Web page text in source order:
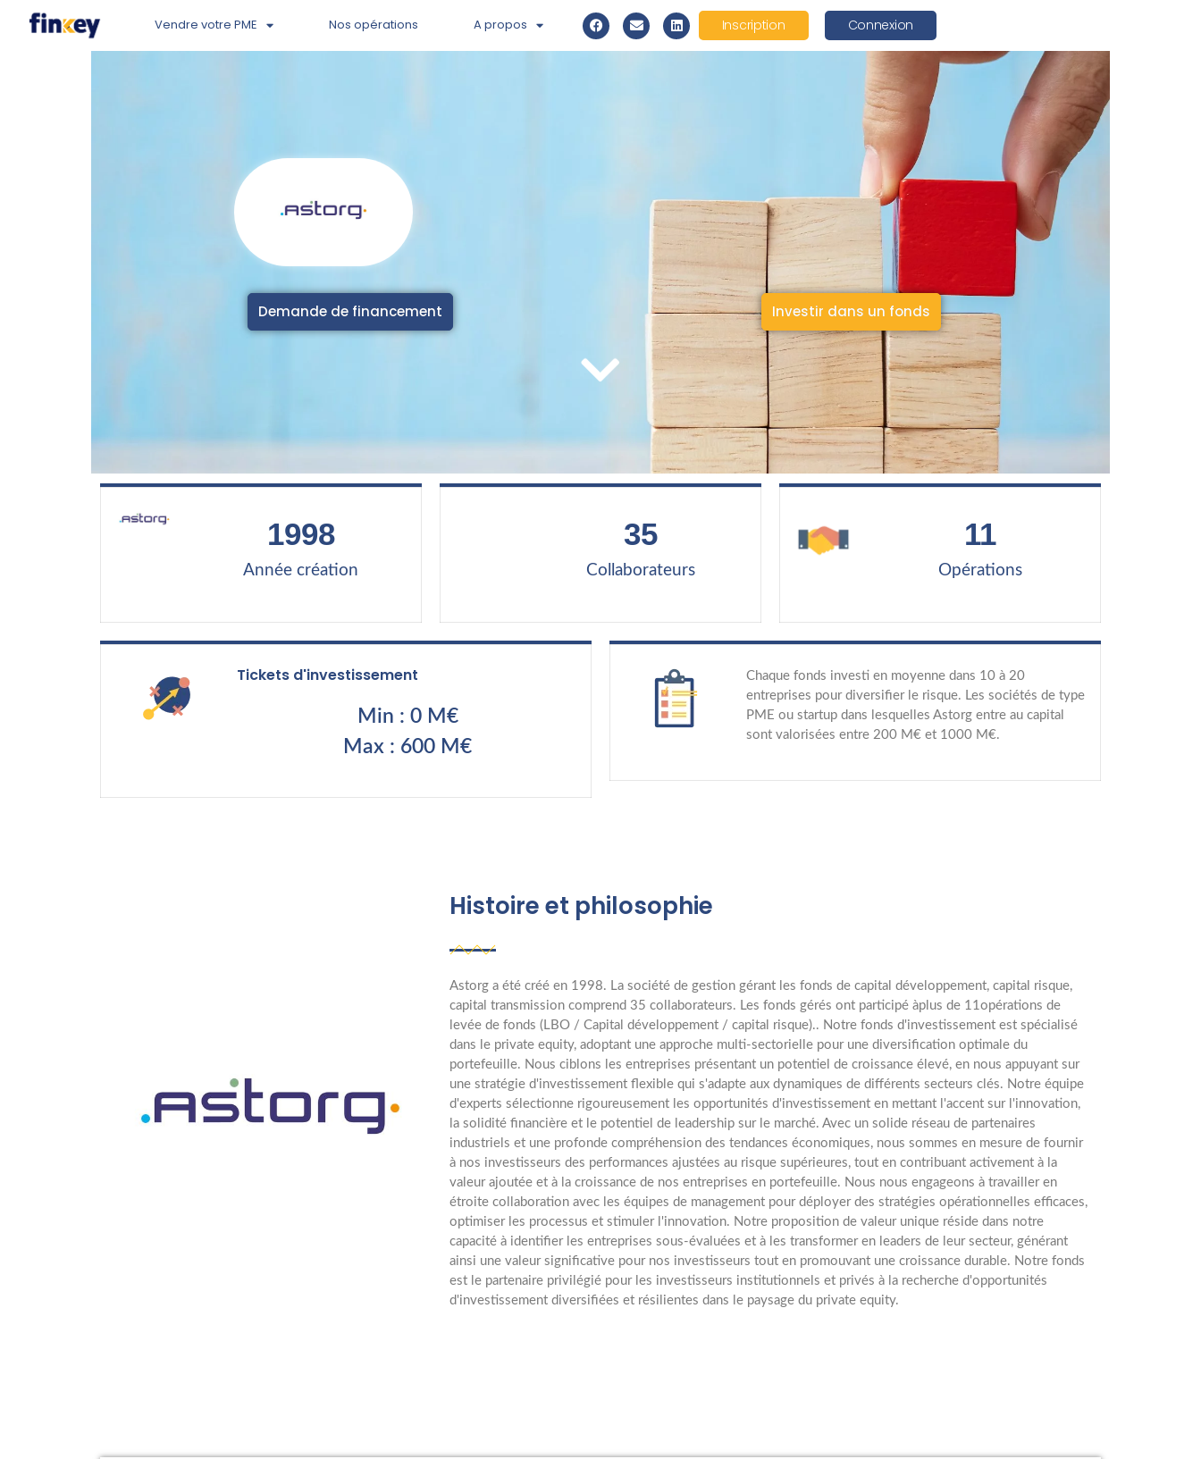
Vendre votre PME Nos opérations A propos Inscription Connexion
Demande de financement Investir dans un fonds
Année création
1998
Collaborateurs
35
Opérations
11
Tickets d'investissement
Min : 0 M€
Max : 600 M€
Chaque fonds investi en moyenne dans 10 à 20
entreprises pour diversifier le risque. Les sociétés de type
PME ou startup dans lesquelles Astorg entre au capital
sont valorisées entre 200 M€ et 1000 M€.
Histoire et philosophie
Astorg a été créé en 1998. La société de gestion gérant les fonds de capital développement, capital risque,
capital transmission comprend 35 collaborateurs. Les fonds gérés ont participé àplus de 11opérations de
levée de fonds (LBO / Capital développement / capital risque).. Notre fonds d'investissement est spécialisé
dans le private equity, adoptant une approche multi-sectorielle pour une diversification optimale du
portefeuille. Nous ciblons les entreprises présentant un potentiel de croissance élevé, en nous appuyant sur
une stratégie d'investissement flexible qui s'adapte aux dynamiques de différents secteurs clés. Notre équipe
d'experts sélectionne rigoureusement les opportunités d'investissement en mettant l'accent sur l'innovation,
la solidité financière et le potentiel de leadership sur le marché. Avec un solide réseau de partenaires
industriels et une profonde compréhension des tendances économiques, nous sommes en mesure de fournir
à nos investisseurs des performances ajustées au risque supérieures, tout en contribuant activement à la
valeur ajoutée et à la croissance de nos entreprises en portefeuille. Nous nous engageons à travailler en
étroite collaboration avec les équipes de management pour déployer des stratégies opérationnelles efficaces,
optimiser les processus et stimuler l'innovation. Notre proposition de valeur unique réside dans notre
capacité à identifier les entreprises sous-évaluées et à les transformer en leaders de leur secteur, générant
ainsi une valeur significative pour nos investisseurs tout en promouvant une croissance durable. Notre fonds
est le partenaire privilégié pour les investisseurs institutionnels et privés à la recherche d'opportunités
d'investissement diversifiées et résilientes dans le paysage du private equity.